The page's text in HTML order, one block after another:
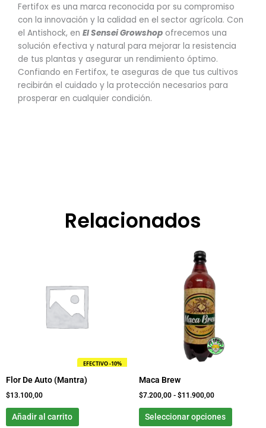
Fertifox es una marca reconocida por su compromiso
con la innovación y la calidad en el sector agrícola. Con
el Antishock, en El Sensei Growshop ofrecemos una
solución efectiva y natural para mejorar la resistencia
de tus plantas y asegurar un rendimiento óptimo.
Confiando en Fertifox, te aseguras de que tus cultivos
recibirán el cuidado y la protección necesarios para
prosperar en cualquier condición.
Relacionados
EFECTIVO -10%
Flor De Auto (Mantra)
$13.100,00
Añadir al carrito
Maca Brew
$7.200,00 - $11.900,00
$7.200,00
hasta
$11.900,00
Seleccionar opciones
página